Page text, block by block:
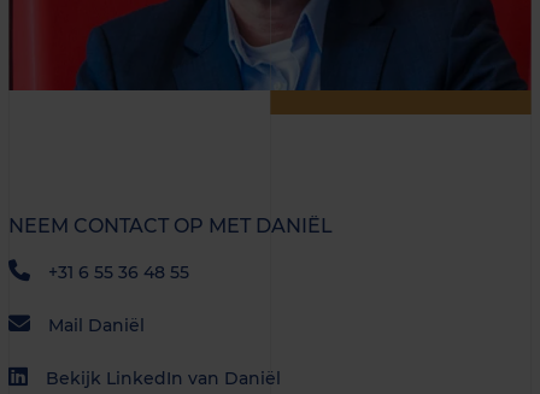
NEEM CONTACT OP MET DANIËL
+31 6 55 36 48 55
Mail Daniël
Bekijk LinkedIn van Daniël